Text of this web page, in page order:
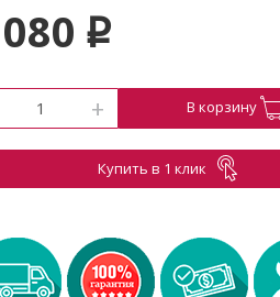
p
+ В корзину
Купить в 1 клик